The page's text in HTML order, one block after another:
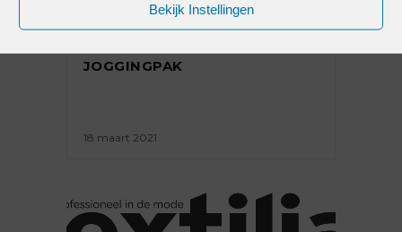
Bekijk Instellingen
DE TREND WAARVAN JE WIST
JOGGINGPAK
18 maart 2021